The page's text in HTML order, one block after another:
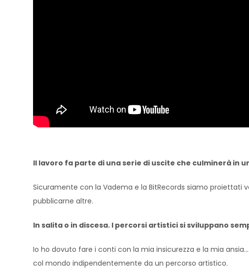
Il lavoro fa parte di una serie di uscite che culminerà in
Sicuramente con la Vadema e la BitRecords siamo proiettati
pubblicarne altre.
In salita o in discesa. I percorsi artistici si sviluppano
Io ho dovuto fare i conti con la mia insicurezza e la mia
col mondo indipendentemente da un percorso artistico.